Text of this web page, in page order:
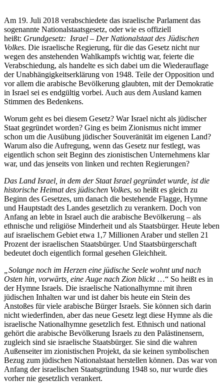
Am 19. Juli 2018 verabschiedete das israelische Parlament das
sogenannte Nationalstaatsgesetz, oder wie es offiziell
heißt: Grundgesetz: Israel – Der Nationalstaat des Jüdischen
Volkes. Die israelische Regierung, für die das Gesetz nicht nur
wegen des anstehenden Wahlkampfs wichtig war, feierte die
Verabschiedung, als handelte es sich dabei um die Wiederauflage
der Unabhängigkeitserklärung von 1948. Teile der Opposition und
vor allem die arabische Bevölkerung glaubten, mit der Demokratie
in Israel sei es endgültig vorbei. Auch aus dem Ausland kamen
Stimmen des Bedenkens.
Worum geht es bei diesem Gesetz? War Israel nicht als jüdischer
Staat gegründet worden? Ging es beim Zionismus nicht immer
schon um die Ausübung jüdischer Souveränität im eigenen Land?
Warum also die Aufregung, wenn das Gesetz nur festlegt, was
eigentlich schon seit Beginn des zionistischen Unternehmens klar
war, und das jenseits von linken und rechten Regierungen?
Das Land Israel, in dem der Staat Israel gegründet wurde, ist die
historische Heimat des jüdischen Volkes, so heißt es gleich zu
Beginn des Gesetzes, um danach die bestehende Flagge, Hymne
und Hauptstadt des Landes gesetzlich zu verankern. Doch von
Anfang an lebte in Israel auch die arabische Bevölkerung – als
ethnische und religiöse Minderheit und als Staatsbürger. Heute leben
auf israelischem Gebiet etwa 1,7 Millionen Araber und stellen 21
Prozent der israelischen Staatsbürger. Und Staatsbürgerschaft
bedeutet doch eigentlich formal gesehen Gleichheit.
„Solange noch im Herzen eine jüdische Seele wohnt und nach
Osten hin, vorwärts, eine Auge nach Zion blickt…“ So heißt es in
der Hymne Israels. Die israelische Nationalhymne mit ihren
jüdischen Inhalten war und ist daher bis heute ein Stein des
Anstoßes für viele arabische Bürger Israels. Sie können sich darin
nicht wiederfinden, aber das neue Gesetz legt diese Hymne als die
israelische Nationalhymne gesetzlich fest. Ethnisch und national
gehört die arabische Bevölkerung Israels zu den Palästinensern,
zugleich sind sie israelische Staatsbürger. Sie sind die wahren
Außenseiter im zionistischen Projekt, da sie keinen symbolischen
Bezug zum jüdischen Nationalstaat herstellen können. Das war von
Anfang der israelischen Staatsgründung 1948 so, nur wurde dies
vorher nie gesetzlich verankert.